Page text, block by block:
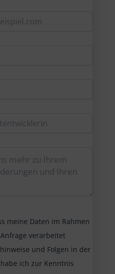
meine Daten im Rahmen
verarbeitet
und Folgen in der
habe ich zur Kenntnis